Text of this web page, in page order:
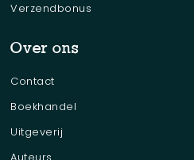
Verzendbonus
Over ons
Contact
Boekhandel
Uitgeverij